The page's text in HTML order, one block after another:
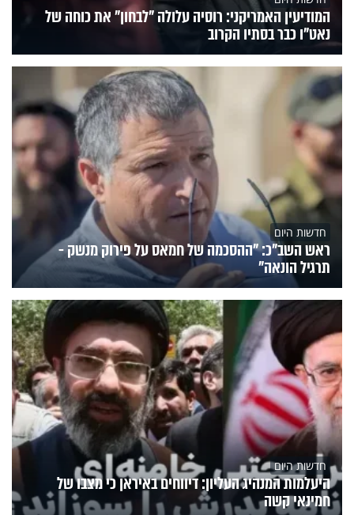
המודיעין האמריקני: רוסיה עלולה "לבחון" את כוחה של
נאט"ו כבר בסתיו הקרוב
חדשות היום
ראש השב"כ: "ההסכמה של חמאס על פירוק מנשק -
תרגיל הונאה"
חדשות היום
היעלמות המנהיג העליון: דיווחים באיראן כי מצבו של
חמינאי קשה